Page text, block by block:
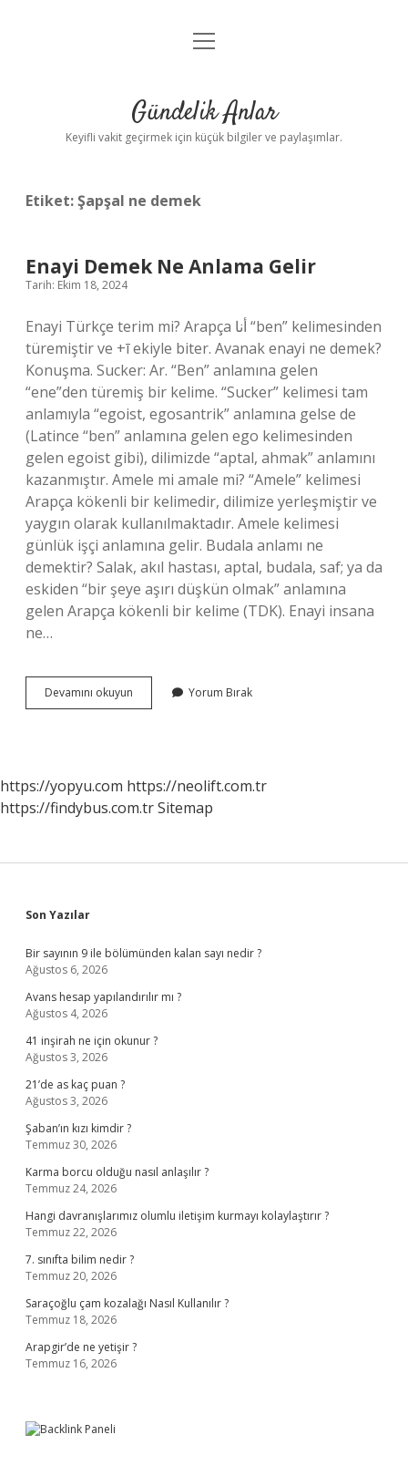
Anasayfa
Yasal Uyarı
menüyü
Gündelik Anlar
Keyifli vakit geçirmek için küçük bilgiler ve paylaşımlar.
Etiket:Şapşal ne demek
Enayi Demek Ne Anlama Gelir
Tarih: Ekim 18, 2024
Enayi Türkçe terim mi? Arapça أنا “ben” kelimesinden
türemiştir ve +ī ekiyle biter. Avanak enayi ne demek?
Konuşma. Sucker: Ar. “Ben” anlamına gelen
“ene”den türemiş bir kelime. “Sucker” kelimesi tam
anlamıyla “egoist, egosantrik” anlamına gelse de
(Latince “ben” anlamına gelen ego kelimesinden
gelen egoist gibi), dilimizde “aptal, ahmak” anlamını
kazanmıştır. Amele mi amale mi? “Amele” kelimesi
Arapça kökenli bir kelimedir, dilimize yerleşmiştir ve
yaygın olarak kullanılmaktadır. Amele kelimesi
günlük işçi anlamına gelir. Budala anlamı ne
demektir? Salak, akıl hastası, aptal, budala, saf; ya da
eskiden “bir şeye aşırı düşkün olmak” anlamına
gelen Arapça kökenli bir kelime (TDK). Enayi insana
ne…
Devamını okuyun
Demek
Yorum Bırak
https://yopyu.com https://neolift.com.tr
https://findybus.com.trSitemap
Sidebar
Son Yazılar
Bir sayının 9 ile bölümünden kalan sayı nedir ?
Ağustos 6, 2026
Avans hesap yapılandırılır mı ?
Ağustos 4, 2026
41 inşirah ne için okunur ?
Ağustos 3, 2026
21’de as kaç puan ?
Ağustos 3, 2026
Şaban’ın kızı kimdir ?
Temmuz 30, 2026
Karma borcu olduğu nasıl anlaşılır ?
Temmuz 24, 2026
Hangi davranışlarımız olumlu iletişim kurmayı kolaylaştırır ?
Temmuz 22, 2026
7. sınıfta bilim nedir ?
Temmuz 20, 2026
Saraçoğlu çam kozalağı Nasıl Kullanılır ?
Temmuz 18, 2026
Arapgir’de ne yetişir ?
Temmuz 16, 2026